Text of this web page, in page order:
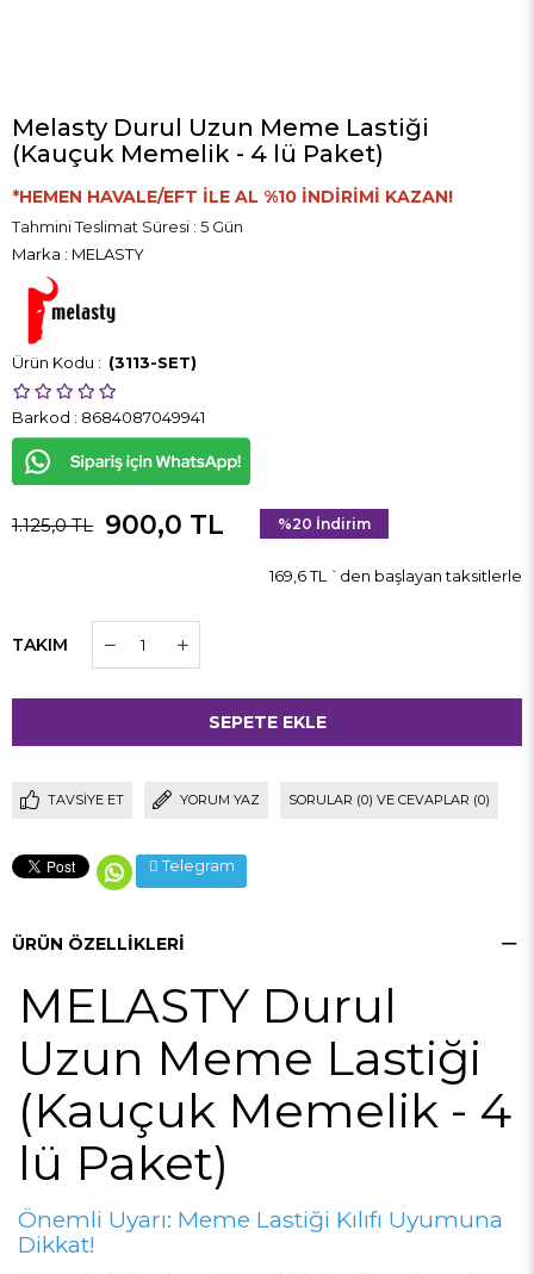
Melasty Durul Uzun Meme Lastiği
(Kauçuk Memelik - 4 lü Paket)
*HEMEN HAVALE/EFT İLE AL %10 İNDİRİMİ KAZAN!
Tahmini Teslimat Süresi : 5 Gün
Marka : MELASTY
(3113-SET)
Barkod : 8684087049941
1.125,0 TL 900,0 TL %20 İndirim
169,6 TL `den başlayan taksitlerle
TAKIM
TAVSIYE ET YORUM YAZ SORULAR (0) VE CEVAPLAR (0)
Telegram
ÜRÜN ÖZELLIKLERI
MELASTY Durul
Uzun Meme Lastiği
(Kauçuk Memelik - 4
lü Paket)
Önemli Uyarı: Meme Lastiği Kılıfı Uyumuna
Dikkat!